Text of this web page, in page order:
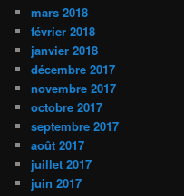
mars 2018
février 2018
janvier 2018
décembre 2017
novembre 2017
octobre 2017
septembre 2017
août 2017
juillet 2017
juin 2017